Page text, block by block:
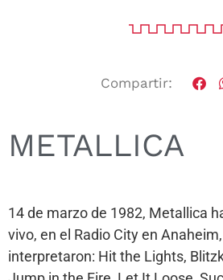
Compartir:
METALLICA
14 de marzo de 1982, Metallica
vivo, en el Radio City en
interpretaron: Hit the Lights,